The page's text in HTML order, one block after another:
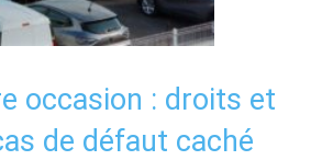
occasion : droits et
de défaut caché